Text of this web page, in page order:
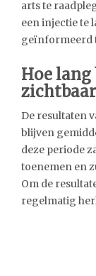
arts te
een injectie te
geïnformeerd
Hoe
De resultaten
blijven
deze periode
toenemen en
Om de
regelmatig